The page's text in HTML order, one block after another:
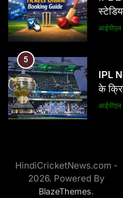
के
6
IPL
असली
क्रिकेट
5
IPL
के
असली
आईपीएल
HindiCricketNews.com -
2026. Powered By
BlazeThemes.